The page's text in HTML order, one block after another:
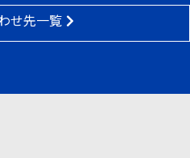
せ先一覧